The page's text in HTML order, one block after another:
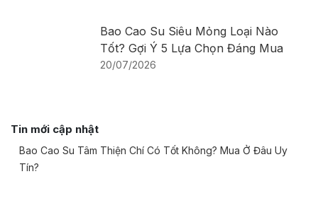
Bao Cao Su Siêu Mỏng Loại Nào
Tốt? Gợi Ý 5 Lựa Chọn Đáng Mua
20/07/2026
Tin mới cập nhật
Bao Cao Su Tâm Thiện Chí Có Tốt Không? Mua Ở Đâu Uy
Tín?